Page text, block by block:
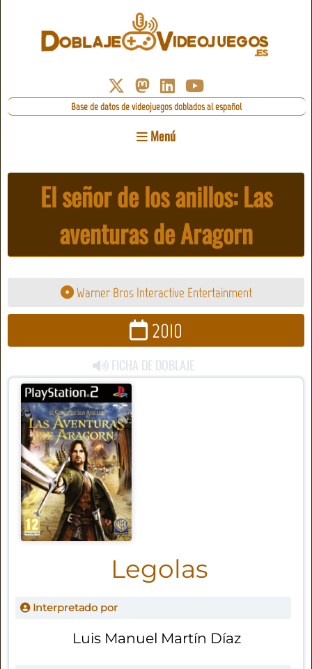
Base de datos de videojuegos doblados al español
Menú
El señor de los anillos: Las
aventuras de Aragorn
Warner Bros Interactive Entertainment
2010
FICHA DE DOBLAJE
Legolas
Interpretado por
Luis Manuel Martín Díaz